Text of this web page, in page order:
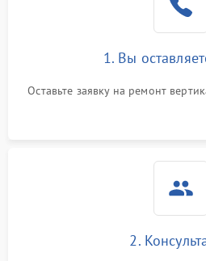
1. Вы
Оставьте заявку на ремонт
2.